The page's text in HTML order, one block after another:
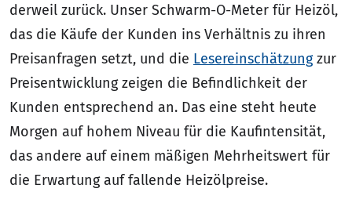
derweil zurück. Unser Schwarm-O-Meter für Heizöl,
das die Käufe der Kunden ins Verhältnis zu ihren
Preisanfragen setzt, und die Lesereinschätzungzur
Preisentwicklung zeigen die Befindlichkeit der
Kunden entsprechend an. Das eine steht heute
Morgen auf hohem Niveau für die Kaufintensität,
das andere auf einem mäßigen Mehrheitswert für
die Erwartung auf fallende Heizölpreise.